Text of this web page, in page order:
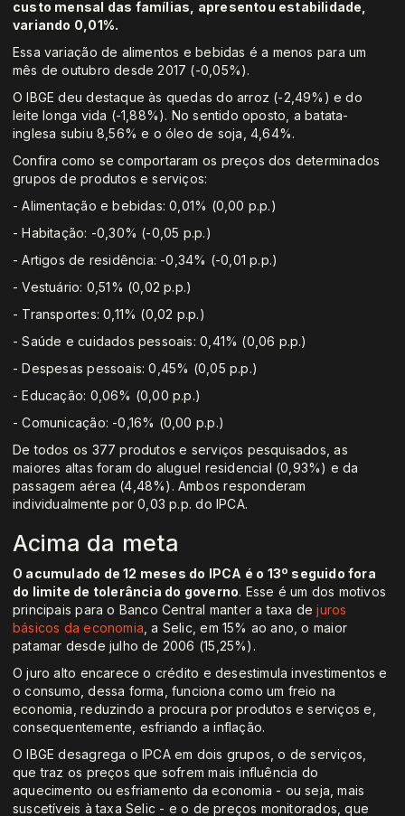
custo mensal das famílias, apresentou estabilidade,
variando 0,01%.
Essa variação de alimentos e bebidas é a menos para um
mês de outubro desde 2017 (-0,05%).
O IBGE deu destaque às quedas do arroz (-2,49%) e do
leite longa vida (-1,88%). No sentido oposto, a batata-
inglesa subiu 8,56% e o óleo de soja, 4,64%.
Confira como se comportaram os preços dos determinados
grupos de produtos e serviços:
- Alimentação e bebidas: 0,01% (0,00 p.p.)
- Habitação: -0,30% (-0,05 p.p.)
- Artigos de residência: -0,34% (-0,01 p.p.)
- Vestuário: 0,51% (0,02 p.p.)
- Transportes: 0,11% (0,02 p.p.)
- Saúde e cuidados pessoais: 0,41% (0,06 p.p.)
- Despesas pessoais: 0,45% (0,05 p.p.)
- Educação: 0,06% (0,00 p.p.)
- Comunicação: -0,16% (0,00 p.p.)
De todos os 377 produtos e serviços pesquisados, as
maiores altas foram do aluguel residencial (0,93%) e da
passagem aérea (4,48%). Ambos responderam
individualmente por 0,03 p.p. do IPCA.
Acima da meta
O acumulado de 12 meses do IPCA é o 13º seguido fora
do limite de tolerância do governo. Esse é um dos motivos
principais para o Banco Central manter a taxa dejuros
básicos da economia , a Selic, em 15% ao ano, o maior
patamar desde julho de 2006 (15,25%).
O juro alto encarece o crédito e desestimula investimentos e
o consumo, dessa forma, funciona como um freio na
economia, reduzindo a procura por produtos e serviços e,
consequentemente, esfriando a inflação.
O IBGE desagrega o IPCA em dois grupos, o de serviços,
que traz os preços que sofrem mais influência do
aquecimento ou esfriamento da economia - ou seja, mais
suscetíveis à taxa Selic - e o de preços monitorados, que